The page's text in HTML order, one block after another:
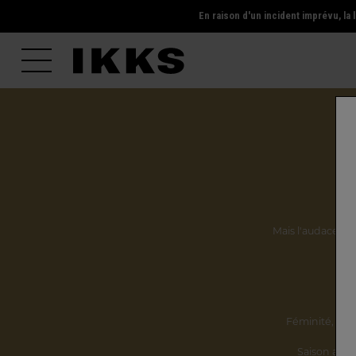
En raison d'un incident imprévu,
Mais l'audace, la
Féminité,
Saison